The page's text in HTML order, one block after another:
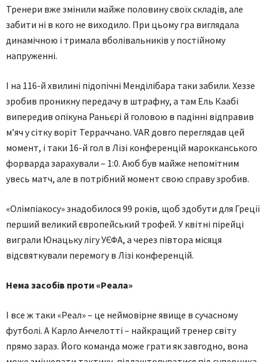
Тренери вже змінили майже половину своїх складів, але
забити ні в кого не виходило. При цьому гра виглядала
динамічною і тримала вболівальників у постійному
напруженні.
І на 116-й хвилині підопічні Менділібара таки забили. Хеззе
зробив проникну передачу в штрафну, а там Ель Каабі
випередив опікуна Раньєрі й головою в падінні відправив
м’яч у сітку воріт Терраччано. VAR довго переглядав цей
момент, і таки 16-й гол в Лізі конференцій марокканського
форварда зарахували – 1:0. Аюб був майже непомітним
увесь матч, але в потрібний момент свою справу зробив.
«Олімпіакосу» знадобилося 99 років, щоб здобути для Греції
перший великий європейський трофей. У квітні пірейці
виграли Юнацьку лігу УЄФА, а через півтора місяця
відсвяткували перемогу в Лізі конференцій.
Нема засобів проти «Реала»
І все ж таки «Реал» – це неймовірне явище в сучасному
футболі. А Карло Анчелотті – найкращий тренер світу
прямо зараз. Його команда може грати як завгодно, вона